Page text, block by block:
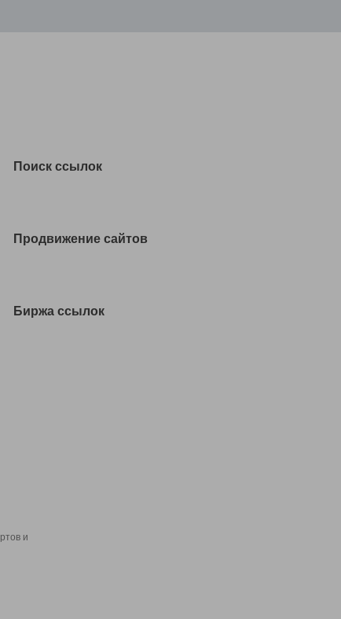
Поиск ссылок
Продвижение сайтов
Биржа ссылок
и